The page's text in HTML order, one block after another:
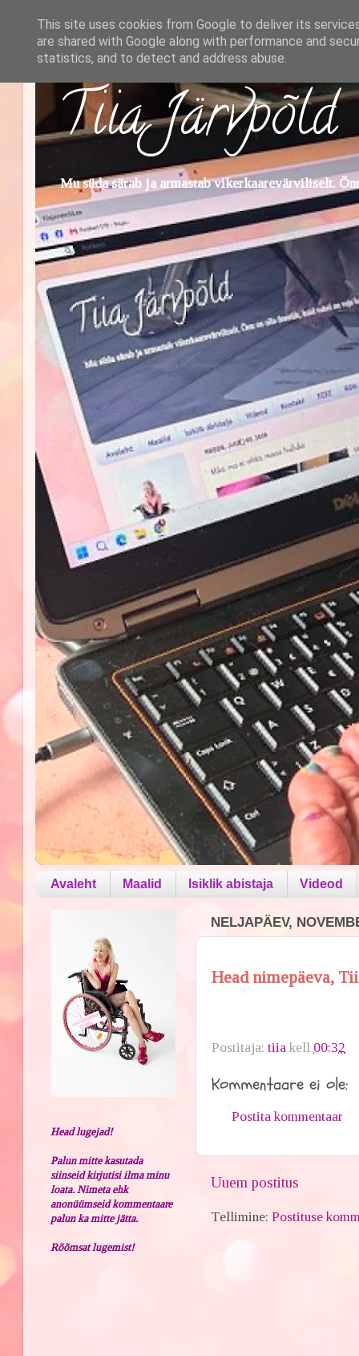
Tiia Järvpõld
Mu süda särab ja armastab vikerkaarevärviliselt.
Avaleht Maalid Isiklik abistaja Videod
NELJAPÄEV,
Head nimepäeva,
Postitaja:tiia kell 00:32
Kommentaare ei ole:
Postita kommentaar
Uuem postitus
Tellimine:Postituse
Head lugejad!
Palun mitte kasutada
siinseid kirjutisi ilma minu
loata. Nimeta ehk
anonüümseid kommentaare
palun ka mitte jätta.
Rõõmsat lugemist!
This site uses cookies from Google to deliver its
are shared with Google along with performance and
statistics, and to detect and address abuse.